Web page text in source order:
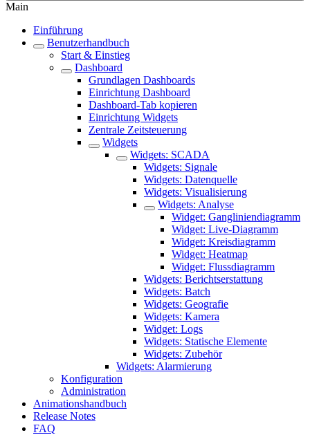
Main
Einführung
Benutzerhandbuch
Start & Einstieg
Dashboard
Grundlagen Dashboards
Einrichtung Dashboard
Dashboard-Tab kopieren
Einrichtung Widgets
Zentrale Zeitsteuerung
Widgets
Widgets: SCADA
Widgets: Signale
Widgets: Datenquelle
Widgets: Visualisierung
Widgets: Analyse
Widget: Gangliniendiagramm
Widget: Live-Diagramm
Widget: Kreisdiagramm
Widget: Heatmap
Widget: Flussdiagramm
Widgets: Berichtserstattung
Widgets: Batch
Widgets: Geografie
Widgets: Kamera
Widget: Logs
Widgets: Statische Elemente
Widgets: Zubehör
Widgets: Alarmierung
Konfiguration
Administration
Animationshandbuch
Release Notes
FAQ